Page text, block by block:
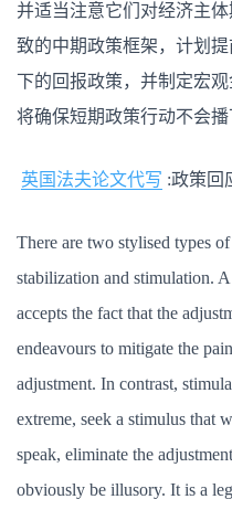
并适当注意它们对经济主
致的中期政策框架，计划
下的回报政策，并制定宏
将确保短期政策行动不会
英国法夫论文代写 :政策回
There are two stylised types
stabilization and stimulation.
accepts the fact that the
endeavours to mitigate the
adjustment. In contrast,
extreme, seek a stimulus that
speak, eliminate the
obviously be illusory. It is a